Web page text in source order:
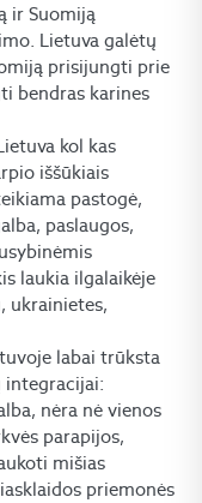
ir Suomiją
Lietuva galėtų
prisijungti prie
bendras karines
kol kas
iššūkiais
pastogė,
paslaugos,
laukia ilgalaikėje
ukrainietes,
labai trūksta
nėra nė vienos
parapijos,
mišias
priemonės